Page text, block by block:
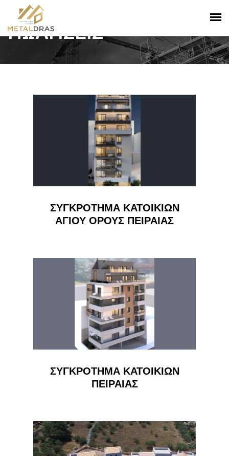
ΠΩΛΗΣΕΙΣ
ΣΥΓΚΡΟΤΗΜΑ ΚΑΤΟΙΚΙΩΝ
ΑΓΙΟΥ ΟΡΟΥΣ ΠΕΙΡΑΙΑΣ
ΣΥΓΚΡΟΤΗΜΑ ΚΑΤΟΙΚΙΩΝ
ΠΕΙΡΑΙΑΣ